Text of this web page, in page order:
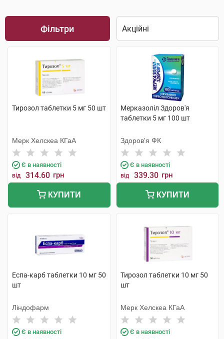
Фільтри
Тирозол таблетки 5 мг 50 шт
Мерк Хелскеа КГаА
Є в наявності
від 314.60 грн
КУПИТИ
Мерказоліл Здоров'я
таблетки 5 мг 100 шт
Здоров'я ФК
Є в наявності
від 339.30 грн
КУПИТИ
Еспа-карб таблетки 10 мг 50
шт
Ліндофарм
Є в наявності
Тирозол таблетки 10 мг 50
шт
Мерк Хелскеа КГаА
Є в наявності